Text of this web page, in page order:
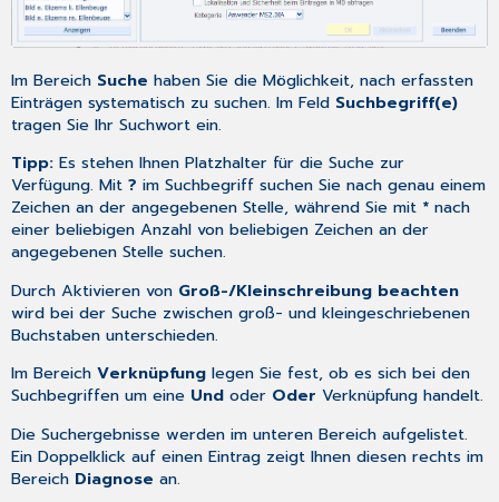
Im Bereich Suche haben Sie die Möglichkeit, nach erfassten
Einträgen systematisch zu suchen. Im Feld Suchbegriff(e)
tragen Sie Ihr Suchwort ein.
Tipp:Es stehen Ihnen Platzhalter für die Suche zur
Verfügung. Mit? im Suchbegriff suchen Sie nach genau einem
Zeichen an der angegebenen Stelle, während Sie mit * nach
einer beliebigen Anzahl von beliebigen Zeichen an der
angegebenen Stelle suchen.
Durch Aktivieren von Groß-/Kleinschreibung beachten
wird bei der Suche zwischen groß- und kleingeschriebenen
Buchstaben unterschieden.
Im BereichVerknüpfung legen Sie fest, ob es sich bei den
Suchbegriffen um eine Und oder Oder Verknüpfung handelt.
Die Suchergebnisse werden im unteren Bereich aufgelistet.
Ein Doppelklick auf einen Eintrag zeigt Ihnen diesen rechts im
Bereich Diagnose an.